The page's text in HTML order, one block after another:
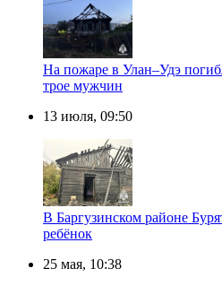
На пожаре в Улан–Удэ
трое мужчин
13 июля, 09:50
В Баргузинском районе
ребёнок
25 мая, 10:38